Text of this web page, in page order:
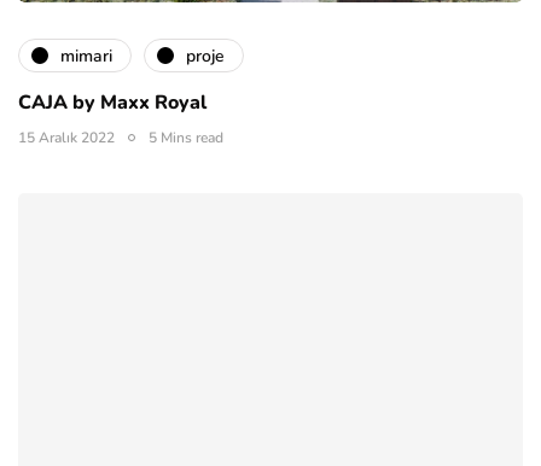
mimari proje
CAJA by Maxx Royal
15 Aralık 2022 5 Mins read